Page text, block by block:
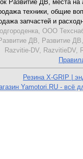
Развитие ДВ, места на
техники, общие
запчастей и
ООО
ДВ,
Razvitie-DV, RazvitieDV,
Резина X-GRIP |
Yamotori.RU - всё